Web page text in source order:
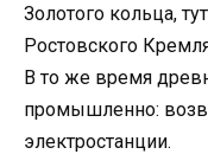
Золотого кольца,
Ростовского
В то же время
промышленно:
электростанции.